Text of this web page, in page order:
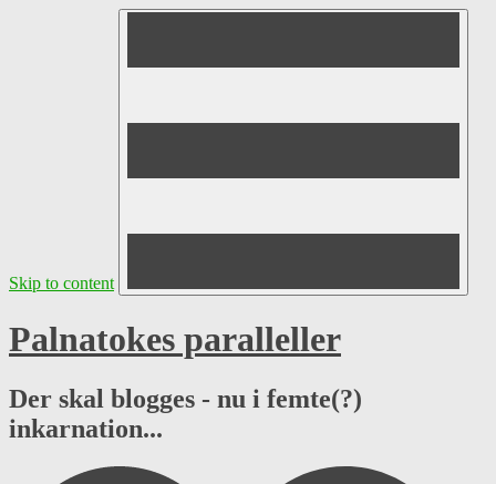
Skip to content
Palnatokes paralleller
Der skal blogges - nu i femte(?)
inkarnation...